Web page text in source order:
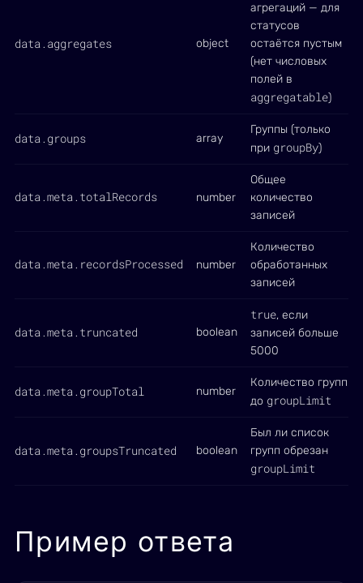
data.aggregates object
агрегаций — для
статусов
остаётся пустым
(нет числовых
полей в
aggregatable)
data.groups array
Группы (только
при groupBy)
data.meta.totalRecords number
Общее
количество
записей
data.meta.recordsProcessed number
Количество
обработанных
записей
data.meta.truncated boolean
true, если
записей больше
5000
data.meta.groupTotal number
Количество групп
до groupLimit
data.meta.groupsTruncated boolean
Был ли список
групп обрезан
groupLimit
Пример ответа